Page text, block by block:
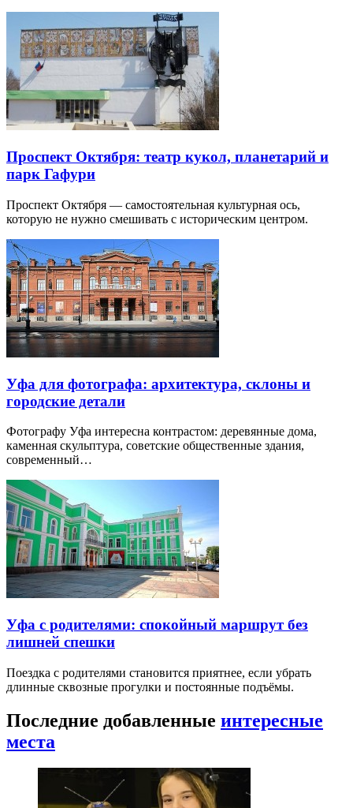
Проспект Октября: театр кукол, планетарий и
парк Гафури
Проспект Октября — самостоятельная культурная ось,
которую не нужно смешивать с историческим центром.
Уфа для фотографа: архитектура, склоны и
городские детали
Фотографу Уфа интересна контрастом: деревянные дома,
каменная скульптура, советские общественные здания,
современный…
Уфа с родителями: спокойный маршрут без
лишней спешки
Поездка с родителями становится приятнее, если убрать
длинные сквозные прогулки и постоянные подъёмы.
Последние добавленные интересные
места